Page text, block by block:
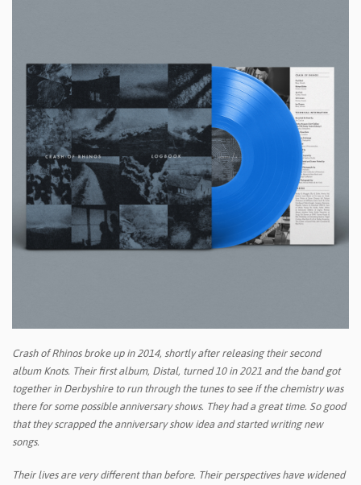
Crash of Rhinos broke up in 2014, shortly after releasing their second
album Knots. Their first album, Distal, turned 10 in 2021 and the band got
together in Derbyshire to run through the tunes to see if the chemistry was
there for some possible anniversary shows. They had a great time. So good
that they scrapped the anniversary show idea and started writing new
songs.
Their lives are very different than before. Their perspectives have widened